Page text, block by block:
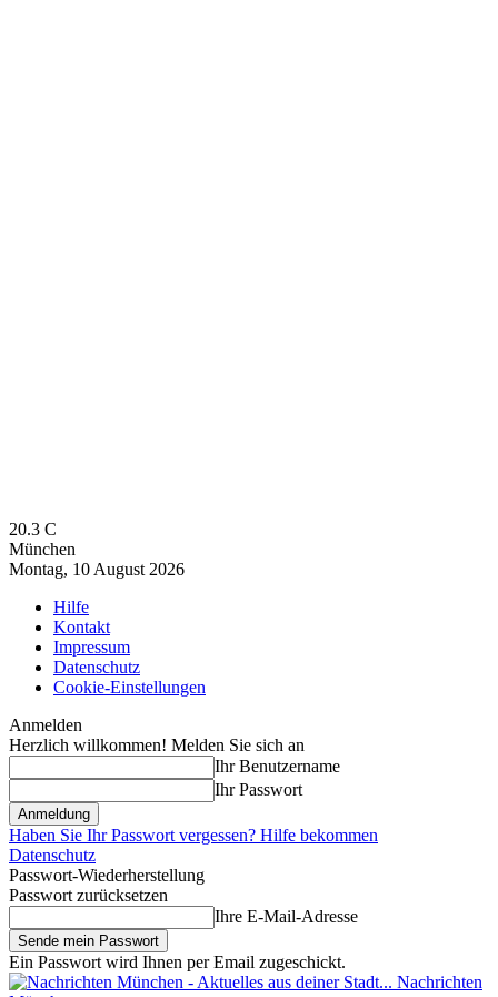
20.3 C
München
Montag, 10 August 2026
Hilfe
Kontakt
Impressum
Datenschutz
Cookie-Einstellungen
Anmelden
Herzlich willkommen! Melden Sie sich an
Ihr Benutzername
Ihr Passwort
Haben Sie Ihr Passwort vergessen? Hilfe bekommen
Datenschutz
Passwort-Wiederherstellung
Passwort zurücksetzen
Ihre E-Mail-Adresse
Ein Passwort wird Ihnen per Email zugeschickt.
Nachrichten